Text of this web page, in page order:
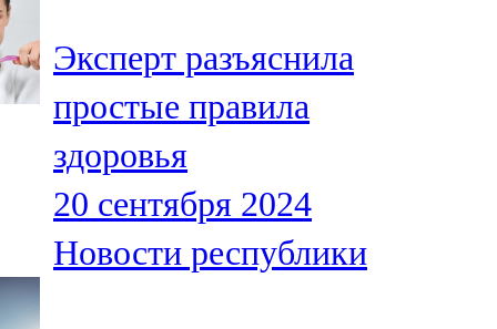
Эксперт разъяснила
простые правила
здоровья
20 сентября 2024
Новости республики